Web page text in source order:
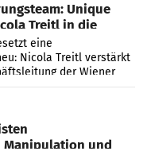
Unique
Treitl in die
eine
Nicola Treitl verstärkt
der Wiener
von Josef Kalina und
und